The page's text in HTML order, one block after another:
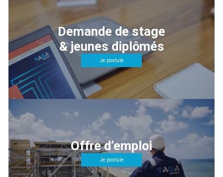
Demande de stage
& jeunes diplômés
Je postule
Offre d’emploi
Je postule